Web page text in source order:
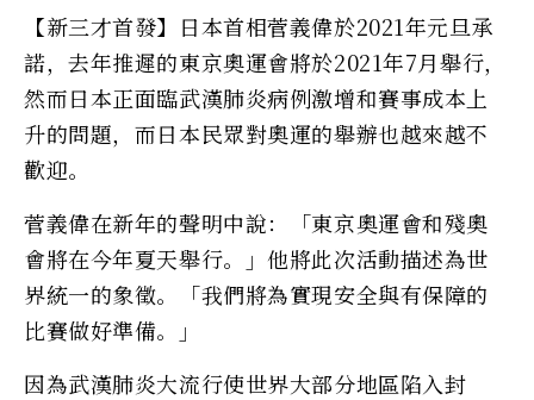
【新三才首發】日本首相菅義偉於2021年元旦承
諾，去年推遲的東京奧運會將於2021年7月舉行，
然而日本正面臨武漢肺炎病例激增和賽事成本上
升的問題，而日本民眾對奧運的舉辦也越來越不
歡迎。
菅義偉在新年的聲明中說：「東京奧運會和殘奧
會將在今年夏天舉行。」他將此次活動描述為世
界統一的象徵。「我們將為實現安全與有保障的
比賽做好準備。」
因為武漢肺炎大流行使世界大部分地區陷入封